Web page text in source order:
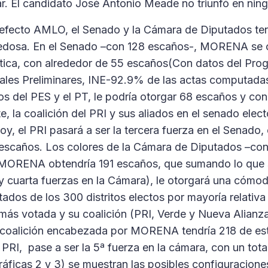
El candidato José Antonio Meade no triunfó en
AMLO, el Senado y la Cámara de Diputados
En el Senado –con 128 escaños-, MORENA se
con alrededor de 55 escaños(Con datos del
Preliminares, INE-92.9% de las actas
del PES y el PT, le podría otorgar 68 escaños y
la coalición del PRI y sus aliados en el senado
el PRI pasará a ser la tercera fuerza en el
Los colores de la Cámara de Diputados
obtendría 191 escaños, que sumando lo
cuarta fuerzas en la Cámara), le otorgará una
de los 300 distritos electos por mayoría
votada y su coalición (PRI, Verde y Nueva
encabezada por MORENA tendría 218 de
pase a ser la 5ª fuerza en la cámara, con un
2 y 3) se muestran las posibles